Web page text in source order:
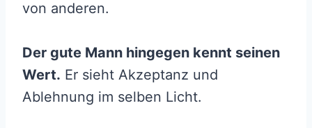
von anderen.
Der gute Mann hingegen kennt seinen
Wert. Er sieht Akzeptanz und
Ablehnung im selben Licht.